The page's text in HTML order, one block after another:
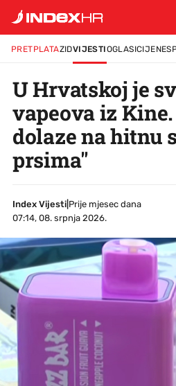
PRETPLATAZIDVIJESTIOGLASICIJENE
U Hrvatskoj je
vapeova iz
dolaze na hitnu
prsima"
Index Vijesti
Prije mjesec dana
07:14, 08. srpnja 2026.